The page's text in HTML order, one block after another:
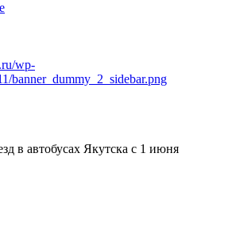
в автобусах Якутска с 1 июня